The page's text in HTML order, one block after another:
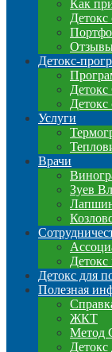
Как
Детокс
Детокс-
Детокс
Услуги
Врачи
Зуев
Детокс
Детокс для
Полезная
ЖКТ
Метод